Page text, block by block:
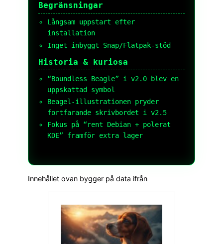
Begränsningar
Långsam uppstart efter
installation
Inget inbyggt Snap/Flatpak-stöd
Historia & kuriosa
“Boundless Beagle” i v2.0 blev en
uppskattad symbol
Beagel-illustrationen pryder
fortfarande skrivbordet i v2.5
Fokus på “rent Debian + polerat
KDE” framför extra lager
Innehållet ovan bygger på data ifrån